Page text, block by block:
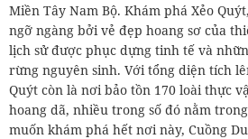
Miền Tây Nam Bộ. Khám phá Xẻo
ngỡ ngàng bởi vẻ đẹp hoang sơ của
lịch sử được phục dựng tinh tế và
rừng nguyên sinh. Với tổng diện tích
Quýt còn là nơi bảo tồn 170 loài thực
hoang dã, nhiều trong số đó nằm
muốn khám phá hết nơi này, Cuồng